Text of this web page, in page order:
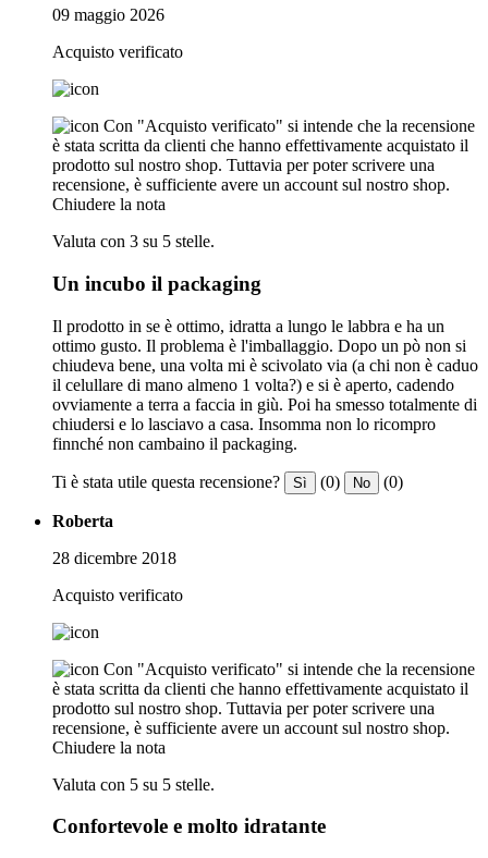
09 maggio 2026
Acquisto verificato
Con "Acquisto verificato" si intende che la recensione
è stata scritta da clienti che hanno effettivamente acquistato il
prodotto sul nostro shop. Tuttavia per poter scrivere una
recensione, è sufficiente avere un account sul nostro shop.
Chiudere la nota
Valuta con 3 su 5 stelle.
Un incubo il packaging
Il prodotto in se è ottimo, idratta a lungo le labbra e ha un
ottimo gusto. Il problema è l'imballaggio. Dopo un pò non si
chiudeva bene, una volta mi è scivolato via (a chi non è caduo
il celullare di mano almeno 1 volta?) e si è aperto, cadendo
ovviamente a terra a faccia in giù. Poi ha smesso totalmente di
chiudersi e lo lasciavo a casa. Insomma non lo ricompro
finnché non cambaino il packaging.
Ti è stata utile questa recensione? Sì (0) No (0)
Roberta
28 dicembre 2018
Acquisto verificato
Con "Acquisto verificato" si intende che la recensione
è stata scritta da clienti che hanno effettivamente acquistato il
prodotto sul nostro shop. Tuttavia per poter scrivere una
recensione, è sufficiente avere un account sul nostro shop.
Chiudere la nota
Valuta con 5 su 5 stelle.
Confortevole e molto idratante